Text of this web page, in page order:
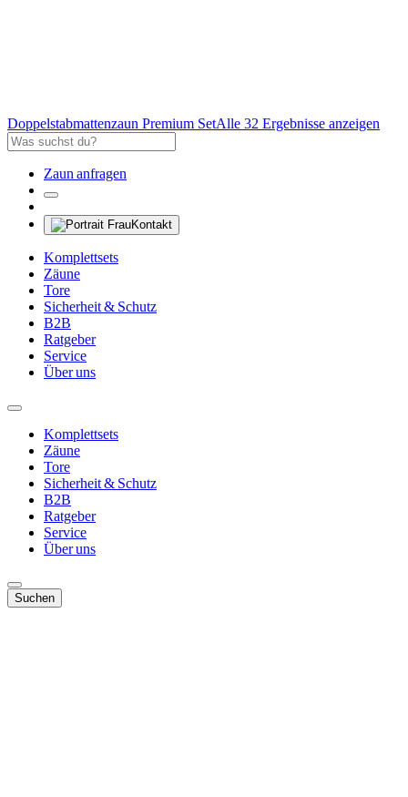
Doppelstabmattenzaun Premium SetAlle 32 Ergebnisse anzeigen
Zaun anfragen
Kontakt
Komplettsets
Zäune
Tore
Sicherheit & Schutz
B2B
Ratgeber
Service
Über uns
Komplettsets
Zäune
Tore
Sicherheit & Schutz
B2B
Ratgeber
Service
Über uns
Suchen